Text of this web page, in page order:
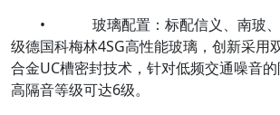
• 玻璃配置：标配信义、南玻、
级德国科梅林4SG高性能玻璃，创新采用
合金UC槽密封技术，针对低频交通噪音
高隔音等级可达6级。